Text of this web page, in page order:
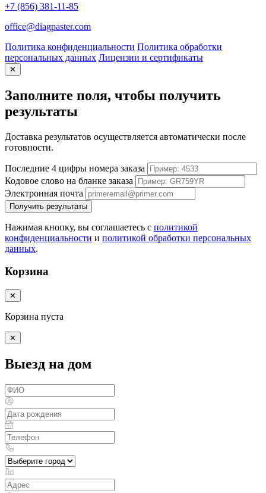
+7 (856) 381-11-85
office@diagpaster.com
Политика конфиденциальности Политика обработки
персональных данных Лицензии и сертификаты
✕
Заполните поля, чтобы получить
результаты
Доставка результатов осуществляется автоматически после
готовности.
Последние 4 цифры номера заказа
Кодовое слово на бланке заказа
Электронная почта
Получить результаты
Нажимая кнопку, вы соглашаетесь с политикой
конфиденциальности и политикой обработки персональных
данных.
Корзина
✕
Корзина пуста
✕
Выезд на дом